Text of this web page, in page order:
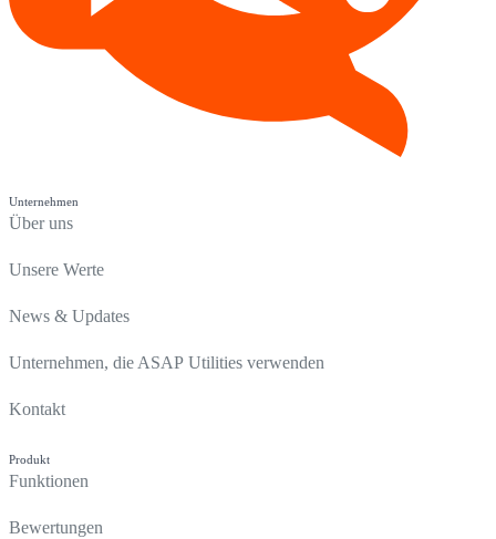
Unternehmen
Über uns
Unsere Werte
News & Updates
Unternehmen, die ASAP Utilities verwenden
Kontakt
Produkt
Funktionen
Bewertungen